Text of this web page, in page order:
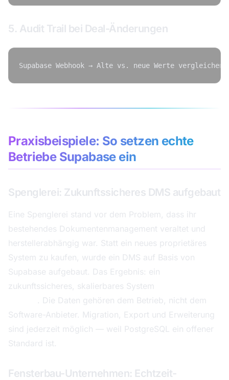
5. Audit Trail bei Deal-Änderungen
Praxisbeispiele: So setzen echte
Betriebe Supabase ein
Spenglerei: Zukunftssicheres DMS aufgebaut
Eine Spenglerei stand vor dem Problem, dass ihr
bestehendes Dokumentenmanagement veraltet und
herstellerabhängig war. Statt ein neues proprietäres
System zu kaufen, wurde ein DMS auf Basis von
Supabase aufgebaut. Das Ergebnis: ein
zukunftssicheres, skalierbares System
. Die Daten gehören dem Betrieb, nicht dem
Software-Anbieter. Migration, Export und Erweiterung
sind jederzeit möglich — weil PostgreSQL ein offener
Standard ist.
Fensterbau-Unternehmen: Echtzeit-